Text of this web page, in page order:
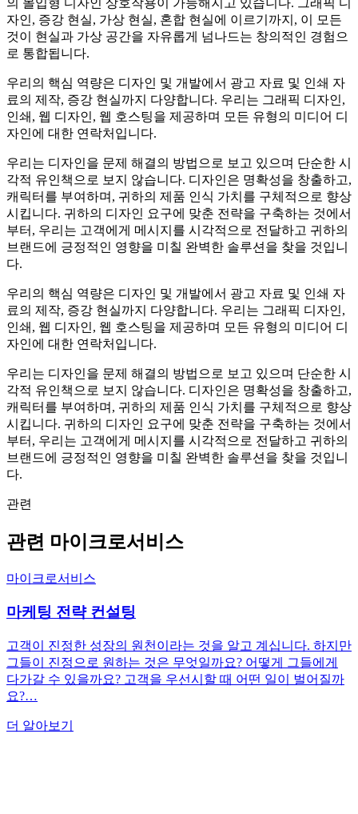
자인, 증강 현실, 가상 현실, 혼합 현실에 이르기까지, 이 모든
것이 현실과 가상 공간을 자유롭게 넘나드는 창의적인 경험으
로 통합됩니다.
우리의 핵심 역량은 디자인 및 개발에서 광고 자료 및 인쇄 자
료의 제작, 증강 현실까지 다양합니다. 우리는 그래픽 디자인,
인쇄, 웹 디자인, 웹 호스팅을 제공하며 모든 유형의 미디어 디
자인에 대한 연락처입니다.
우리는 디자인을 문제 해결의 방법으로 보고 있으며 단순한 시
각적 유인책으로 보지 않습니다. 디자인은 명확성을 창출하고,
캐릭터를 부여하며, 귀하의 제품 인식 가치를 구체적으로 향상
시킵니다. 귀하의 디자인 요구에 맞춘 전략을 구축하는 것에서
부터, 우리는 고객에게 메시지를 시각적으로 전달하고 귀하의
브랜드에 긍정적인 영향을 미칠 완벽한 솔루션을 찾을 것입니
다.
우리의 핵심 역량은 디자인 및 개발에서 광고 자료 및 인쇄 자
료의 제작, 증강 현실까지 다양합니다. 우리는 그래픽 디자인,
인쇄, 웹 디자인, 웹 호스팅을 제공하며 모든 유형의 미디어 디
자인에 대한 연락처입니다.
우리는 디자인을 문제 해결의 방법으로 보고 있으며 단순한 시
각적 유인책으로 보지 않습니다. 디자인은 명확성을 창출하고,
캐릭터를 부여하며, 귀하의 제품 인식 가치를 구체적으로 향상
시킵니다. 귀하의 디자인 요구에 맞춘 전략을 구축하는 것에서
부터, 우리는 고객에게 메시지를 시각적으로 전달하고 귀하의
브랜드에 긍정적인 영향을 미칠 완벽한 솔루션을 찾을 것입니
다.
관련
관련 마이크로서비스
마이크로서비스
마케팅 전략 컨설팅
고객이 진정한 성장의 원천이라는 것을 알고 계십니다. 하지만
그들이 진정으로 원하는 것은 무엇일까요? 어떻게 그들에게
다가갈 수 있을까요? 고객을 우선시할 때 어떤 일이 벌어질까
요?…
더 알아보기